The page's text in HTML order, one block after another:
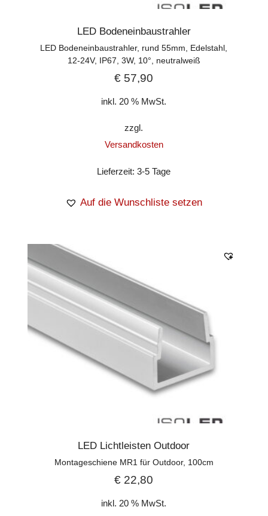
LED Bodeneinbaustrahler
LED Bodeneinbaustrahler, rund 55mm, Edelstahl,
12-24V, IP67, 3W, 10°, neutralweiß
€ 57,90
inkl. 20 % MwSt.
zzgl.
Versandkosten
Lieferzeit:3-5 Tage
Auf die Wunschliste setzen
LED Lichtleisten Outdoor
Montageschiene MR1 für Outdoor, 100cm
€ 22,80
inkl. 20 % MwSt.